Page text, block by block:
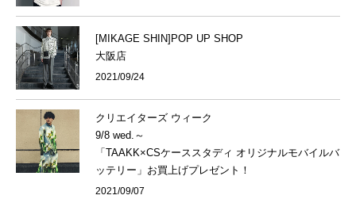
[MIKAGE SHIN]POP UP SHOP
大阪店
2021/09/24
クリエイターズ ウィーク
9/8 wed.～
「TAAKK×CSケーススタディ オリジナルモバイルバ
ッテリー」お買上げプレゼント！
2021/09/07